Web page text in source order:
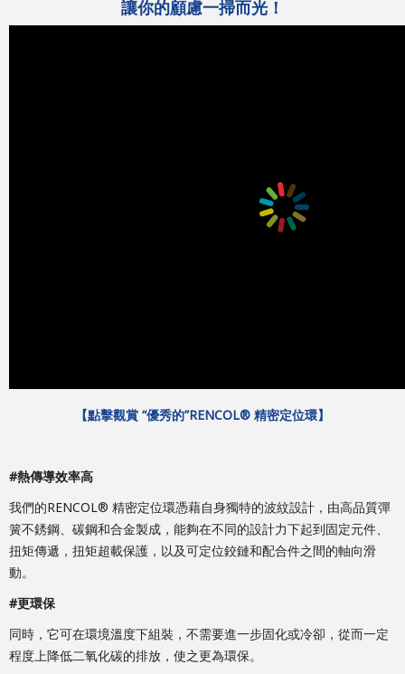
讓你的顧慮一掃而光！
【點擊觀賞 “優秀的”RENCOL® 精密定位環】
#熱傳導效率高
我們的RENCOL® 精密定位環憑藉自身獨特的波紋設計，由高品質彈
簧不銹鋼、碳鋼和合金製成，能夠在不同的設計力下起到固定元件、
扭矩傳遞，扭矩超載保護，以及可定位鉸鏈和配合件之間的軸向滑
動。
#更環保
同時，它可在環境溫度下組裝，不需要進一步固化或冷卻，從而一定
程度上降低二氧化碳的排放，使之更為環保。